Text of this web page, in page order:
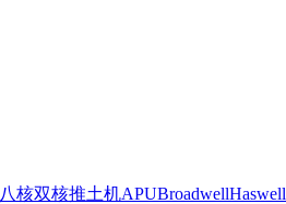
八核双核推土机APUBroadwellHaswell